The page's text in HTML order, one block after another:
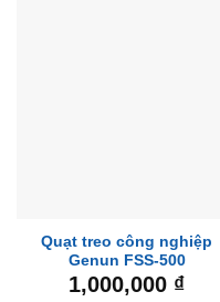
Quạt treo công nghiệp
Genun FSS-500
1,000,000 ₫